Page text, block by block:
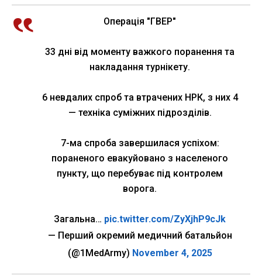
Операція "ГВЕР"
33 дні від моменту важкого поранення та
накладання турнікету.
6 невдалих спроб та втрачених НРК, з них 4
— техніка суміжних підрозділів.
7-ма спроба завершилася успіхом:
пораненого евакуйовано з населеного
пункту, що перебуває під контролем
ворога.
Загальна… pic.twitter.com/ZyXjhP9cJk
— Перший окремий медичний батальйон
(@1MedArmy) November 4, 2025